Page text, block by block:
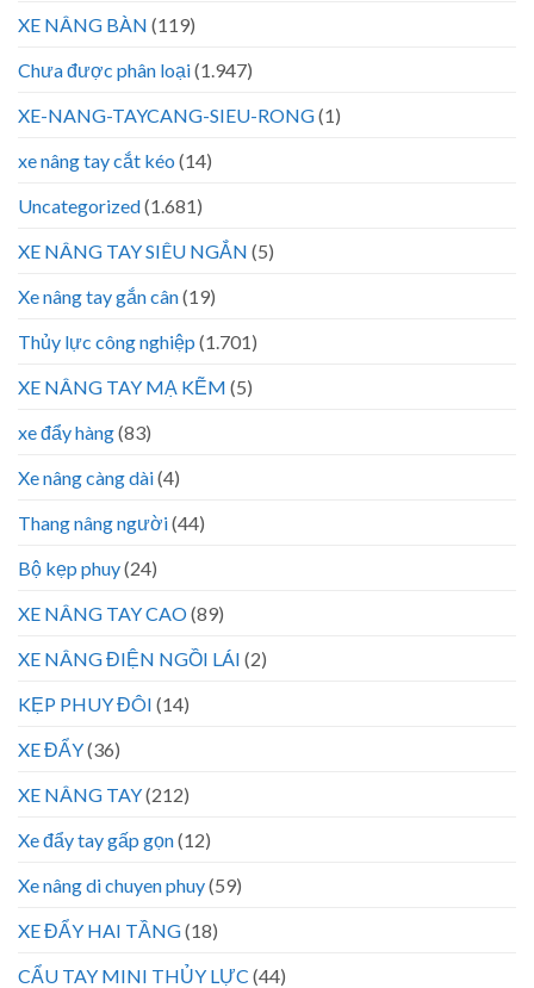
XE NÂNG BÀN (119)
Chưa được phân loại(1.947)
XE-NANG-TAYCANG-SIEU-RONG(1)
xe nâng tay cắt kéo (14)
Uncategorized(1.681)
XE NÂNG TAY SIÊU NGẮN (5)
Xe nâng tay gắn cân(19)
Thủy lực công nghiệp (1.701)
XE NÂNG TAY MẠ KẼM (5)
xe đẩy hàng(83)
Xe nâng càng dài(4)
Thang nâng người(44)
Bộ kẹp phuy(24)
XE NÂNG TAY CAO(89)
XE NÂNG ĐIỆN NGỒI LÁI (2)
KẸP PHUY ĐÔI (14)
XE ĐẨY(36)
XE NÂNG TAY(212)
Xe đẩy tay gấp gọn(12)
Xe nâng di chuyen phuy(59)
XE ĐẨY HAI TẦNG(18)
CẨU TAY MINI THỦY LỰC (44)